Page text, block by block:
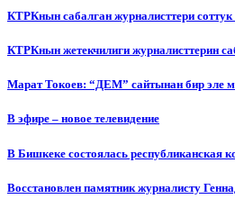
КТРКнын сабалган журналисттери
КТРКнын жетекчилиги журналисттерин
Марат Токоев: “ДЕМ” сайтынан бир эле
В эфире – новое телевидение
В Бишкеке состоялась республиканская
Восстановлен памятник журналисту